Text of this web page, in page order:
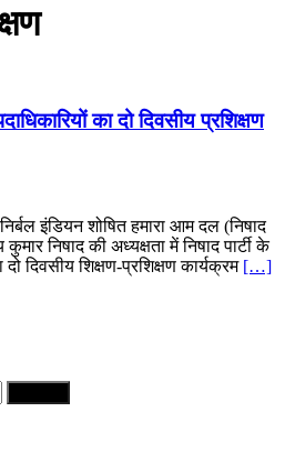
का दो दिवसीय प्रशिक्षण
इंडियन शोषित हमारा आम दल (निषाद
निषाद की अध्यक्षता में निषाद पार्टी के
दिवसीय शिक्षण-प्रशिक्षण कार्यक्रम […]